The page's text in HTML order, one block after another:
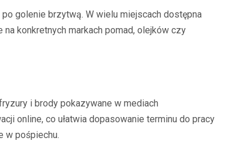
golenie brzytwą. W wielu miejscach dostępna
konkretnych markach pomad, olejków czy
i brody pokazywane w mediach
online, co ułatwia dopasowanie terminu do pracy
w pośpiechu.